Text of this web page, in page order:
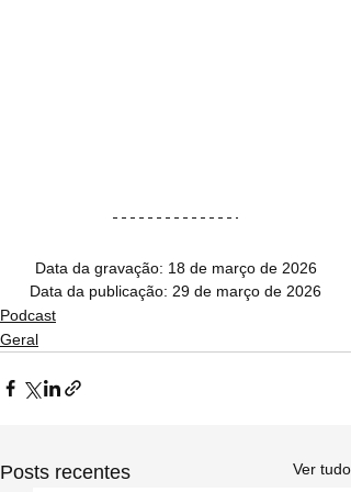
Data da gravação: 18 de março de 2026
Data da publicação: 29 de março de 2026
Podcast
Geral
Posts recentes Ver tudo